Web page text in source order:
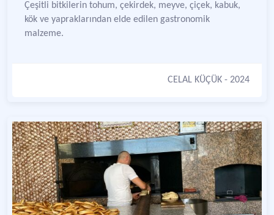
Çeşitli bitkilerin tohum, çekirdek, meyve, çiçek, kabuk,
kök ve yapraklarından elde edilen gastronomik
malzeme.
CELAL KÜÇÜK - 2024